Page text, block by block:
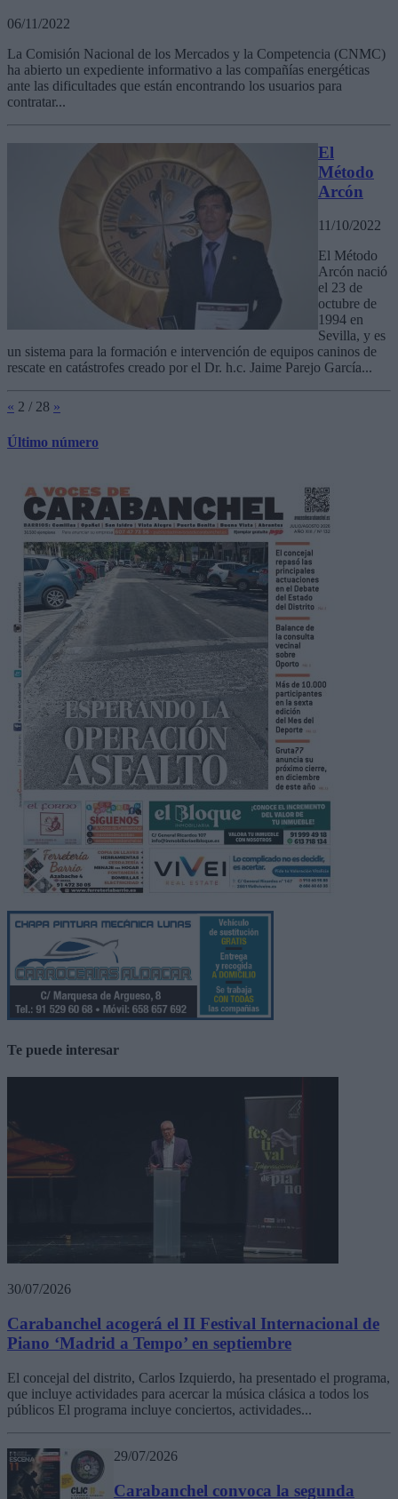
06/11/2022
La Comisión Nacional de los Mercados y la Competencia (CNMC)
ha abierto un expediente informativo a las compañías energéticas
ante las dificultades que están encontrando los usuarios para
contratar...
El
Método
Arcón
11/10/2022
El Método
Arcón nació
el 23 de
octubre de
1994 en
Sevilla, y es
un sistema para la formación e intervención de equipos caninos de
rescate en catástrofes creado por el Dr. h.c. Jaime Parejo García...
« 2 / 28 »
Último número
Te puede interesar
30/07/2026
Carabanchel acogerá el II Festival Internacional de
Piano ‘Madrid a Tempo’ en septiembre
El concejal del distrito, Carlos Izquierdo, ha presentado el programa,
que incluye actividades para acercar la música clásica a todos los
públicos El programa incluye conciertos, actividades...
29/07/2026
Carabanchel convoca la segunda